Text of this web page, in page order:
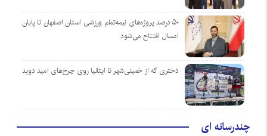
۵۰ درصد پروژه‌های نیمه‌تمام ورزشی استان اصفهان تا پایان
امسال افتتاح می‌شود
دختری که از خمینی‌شهر تا ایتالیا روی چرخ‌های امید دوید
چندرسانه ای